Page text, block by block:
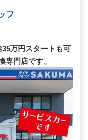
フ
万円スタートも可
専門店です。